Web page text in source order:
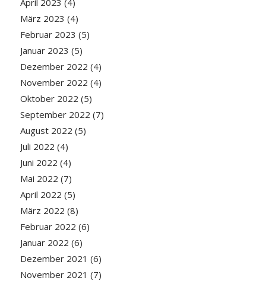
März 2023 (4)
Februar 2023 (5)
Januar 2023 (5)
Dezember 2022 (4)
November 2022 (4)
Oktober 2022 (5)
September 2022 (7)
August 2022 (5)
Juli 2022 (4)
Juni 2022 (4)
Mai 2022 (7)
April 2022 (5)
März 2022 (8)
Februar 2022 (6)
Januar 2022 (6)
Dezember 2021 (6)
November 2021 (7)